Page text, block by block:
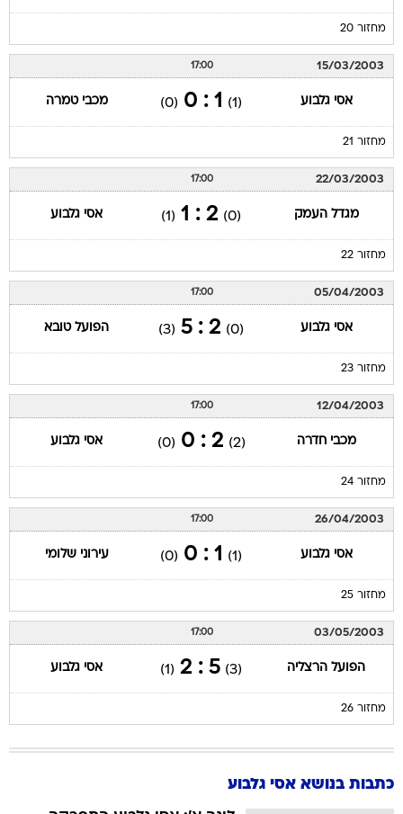
מחזור 20
15/03/2003
17:00
אסי גלבוע (1)
1 : 0
(0) מכבי טמרה
מחזור 21
22/03/2003
17:00
מגדל העמק (0)
2 : 1
(1) אסי גלבוע
מחזור 22
05/04/2003
17:00
אסי גלבוע (0)
2 : 5
(3) הפועל טובא
מחזור 23
12/04/2003
17:00
מכבי חדרה (2)
2 : 0
(0) אסי גלבוע
מחזור 24
26/04/2003
17:00
אסי גלבוע (1)
1 : 0
(0) עירוני שלומי
מחזור 25
03/05/2003
17:00
הפועל הרצליה (3)
5 : 2
(1) אסי גלבוע
מחזור 26
כתבות בנושא אסי גלבוע